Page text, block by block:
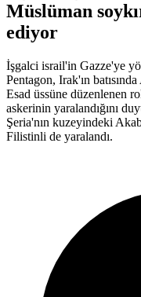
Müslüman
ediyor
İşgalci israil'in Gazze'ye
Pentagon, Irak'ın
Esad üssüne düzenlenen
askerinin yaralandığını
Şeria'nın kuzeyindeki
Filistinli de yaralandı.